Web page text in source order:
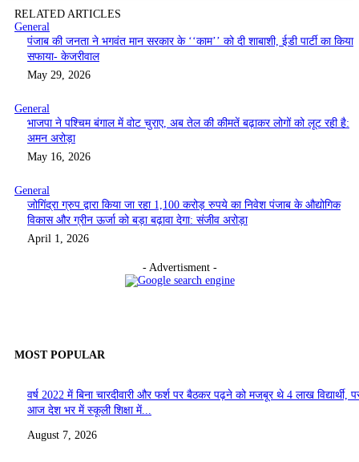
RELATED ARTICLES
General
पंजाब की जनता ने भगवंत मान सरकार के ‘‘काम’’ को दी शाबाशी, ईडी पार्टी का किया
सफाया- केजरीवाल
May 29, 2026
General
भाजपा ने पश्चिम बंगाल में वोट चुराए, अब तेल की कीमतें बढ़ाकर लोगों को लूट रही है:
अमन अरोड़ा
May 16, 2026
General
जोगिंद्रा ग्रुप द्वारा किया जा रहा 1,100 करोड़ रुपये का निवेश पंजाब के औद्योगिक
विकास और ग्रीन ऊर्जा को बड़ा बढ़ावा देगा: संजीव अरोड़ा
April 1, 2026
- Advertisment -
MOST POPULAR
वर्ष 2022 में बिना चारदीवारी और फर्श पर बैठकर पढ़ने को मजबूर थे 4 लाख विद्यार्थी,
आज देश भर में स्कूली शिक्षा में...
August 7, 2026